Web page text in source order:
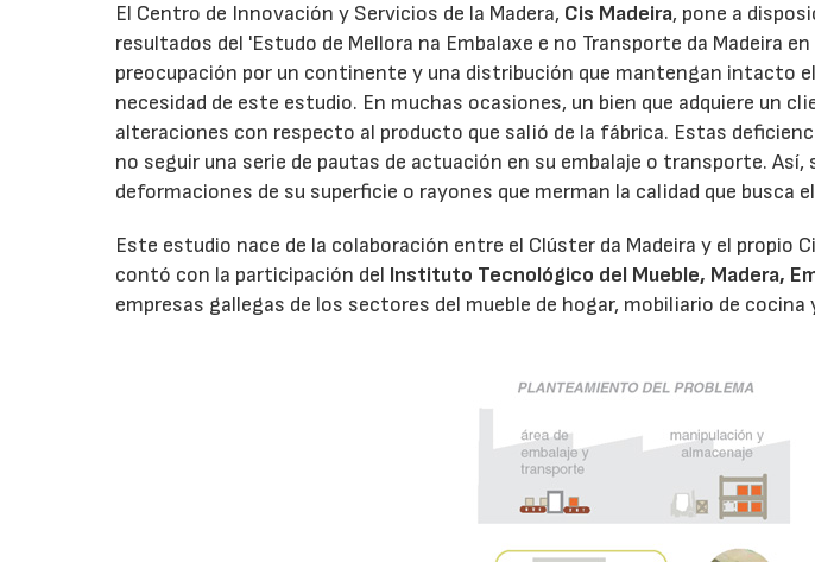
El Centro de Innovación y Servicios de la Madera, Cis Madeira, pone a
resultados del 'Estudo de Mellora na Embalaxe e no Transporte da Madeira
preocupación por un continente y una distribución que mantengan intacto
necesidad de este estudio. En muchas ocasiones, un bien que adquiere un
alteraciones con respecto al producto que salió de la fábrica. Estas
no seguir una serie de pautas de actuación en su embalaje o transporte.
deformaciones de su superficie o rayones que merman la calidad que busca
Este estudio nace de la colaboración entre el Clúster da Madeira y el propio
contó con la participación del Instituto Tecnológico del Mueble, Madera,
empresas gallegas de los sectores del mueble de hogar, mobiliario de cocina